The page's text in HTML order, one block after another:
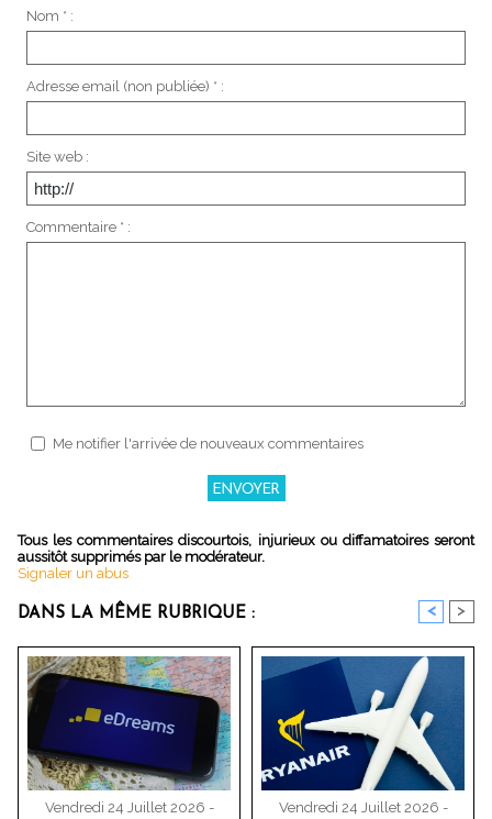
Nom * :
Adresse email (non publiée) * :
Site web :
Commentaire * :
Me notifier l'arrivée de nouveaux commentaires
Tous les commentaires discourtois, injurieux ou diffamatoires seront
aussitôt supprimés par le modérateur.
Signaler un abus
DANS LA MÊME RUBRIQUE : < >
Vendredi 24 Juillet 2026 -
Vendredi 24 Juillet 2026 -